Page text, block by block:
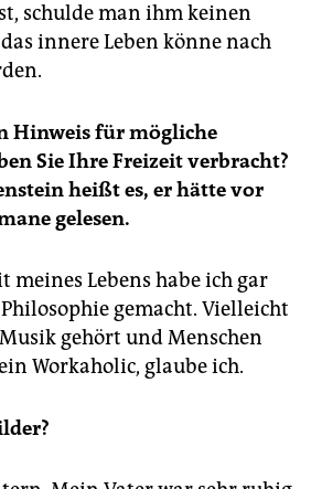
schulde man ihm keinen
innere Leben könne nach
Hinweis für mögliche
Sie Ihre Freizeit verbracht?
heißt es, er hätte vor
gelesen.
meines Lebens habe ich gar
gemacht. Vielleicht
gehört und Menschen
Workaholic, glaube ich.